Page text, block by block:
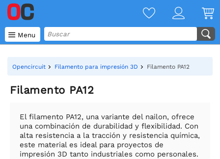
 Menu
Opencircuit Filamento para impresión 3D Filamento PA12
Filamento PA12
El filamento PA12, una variante del nailon, ofrece
una combinación de durabilidad y flexibilidad. Con
alta resistencia a la tracción y resistencia química,
este material es ideal para proyectos de
impresión 3D tanto industriales como personales.